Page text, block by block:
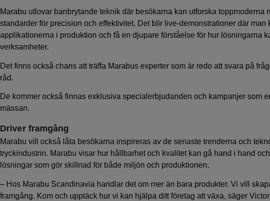
Marabu utlovar banbrytande teknik där besökarna kan utforska toppmoderna
standarder för precision och effektivitet. Det blir live-demonstrationer där man
applikationerna i produktion och få en djupare förståelse för hur lösningarna
verksamheter.
Det finns också chans att träffa Marabus experter som är redo att svara på
råd.
De kommer också finnas exklusiva specialerbjudanden och kampanjer som
mässan.
Driver framgång
Marabu vill också låta besökarna inspireras av de senaste trenderna och
tryckindustrin. Marabu visar hur hållbarhet och kvalitet kan gå hand i hand
lösningar som gör skillnad för både miljön och produktionen.
– Hos Marabu Scandinavia handlar det om mer än bara produkter. Vi vill
framgång. Kom och upptäck hur vi kan hjälpa ditt företag att växa, säger